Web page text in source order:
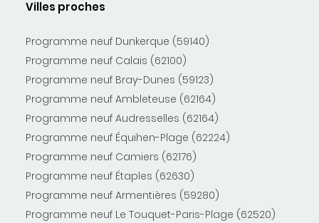
Villes proches
Programme neuf Dunkerque (59140)
Programme neuf Calais (62100)
Programme neuf Bray-Dunes (59123)
Programme neuf Ambleteuse (62164)
Programme neuf Audresselles (62164)
Programme neuf Équihen-Plage (62224)
Programme neuf Camiers (62176)
Programme neuf Étaples (62630)
Programme neuf Armentières (59280)
Programme neuf Le Touquet-Paris-Plage (62520)